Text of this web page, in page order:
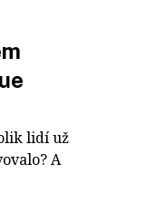
lidí už
A